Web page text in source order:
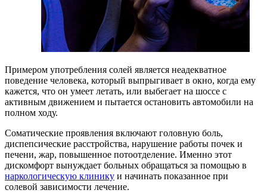
Примером употребления солей является неадекватное
поведение человека, который выпрыгивает в окно, когда ему
кажется, что он умеет летать, или выбегает на шоссе с
активным движением и пытается остановить автомобили на
полном ходу.
Соматические проявления включают головную боль,
диспепсические расстройства, нарушение работы почек и
печени, жар, повышенное потоотделение. Именно этот
дискомфорт вынуждает больных обращаться за помощью в
наркологическую клинику и начинать показанное при
солевой зависимости лечение.